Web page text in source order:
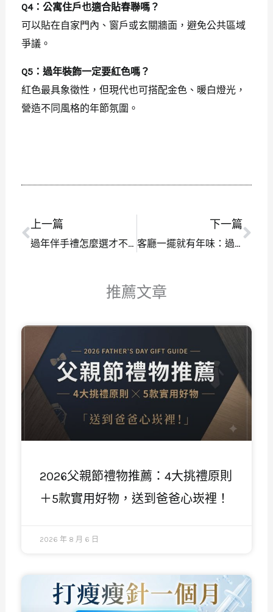
Q4：公寓住戶也適合貼春聯嗎？
可以貼在自家門內、窗戶或玄關牆面，避免公共區域
爭議。
Q5：過年裝飾一定要紅色嗎？
紅色最具象徵性，但現代也可搭配金色、暖白燈光，
營造不同風格的年節氛圍。
上一頁
上一篇
過年伴手禮怎麼選才不尷尬？3步驟挑到人人都愛的年節禮盒
下一篇
客廳一擺就有年味：過年必備的食品與零食準備全攻略
下
推薦文章
2026父親節禮物推薦：4大挑禮原則
＋5款實用好物，送到爸爸心崁裡！
2026 年 8 月 6 日
面 面 面 面 面